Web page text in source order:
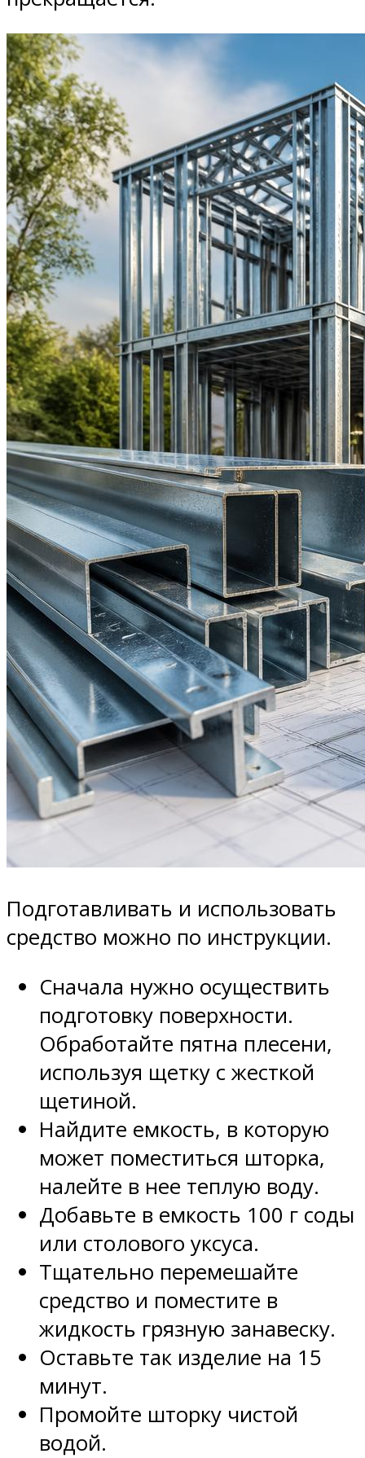
Подготавливать и использовать
средство можно по инструкции.
Сначала нужно осуществить
подготовку поверхности.
Обработайте пятна плесени,
используя щетку с жесткой
щетиной.
Найдите емкость, в которую
может поместиться шторка,
налейте в нее теплую воду.
Добавьте в емкость 100 г соды
или столового уксуса.
Тщательно перемешайте
средство и поместите в
жидкость грязную занавеску.
Оставьте так изделие на 15
минут.
Промойте шторку чистой
водой.